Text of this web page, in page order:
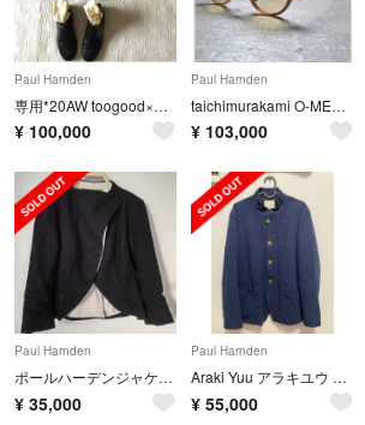
Paul Harnden
専用*20AW toogood×PHAETONスカートアーツ&サイエンス取扱
¥ 100,000
Paul Harnden
taichimurakami O-MEGANE BH-TI
¥ 103,000
Paul Harnden
ポールハーデンジャケット
¥ 35,000
Paul Harnden
Araki Yuu アラキユウ 4B Jerkin Jacket サイズ1
¥ 55,000